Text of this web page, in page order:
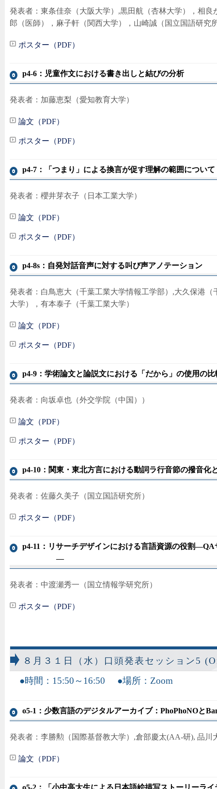
発表者：東条佳奈（大阪大学）,黒田航（杏林大学），相
郎（医師），麻子軒（関西大学），山崎誠（国立国語研究
ポスター（PDF）
p4-6：児童作文における書き出しと結びの分析
発表者：加藤恵梨（愛知教育大学）
論文（PDF）
ポスター（PDF）
p4-7：「つまり」による換言が促す理解の範囲について
発表者：櫻井芽衣子（日本工業大学）
論文（PDF）
ポスター（PDF）
p4-8s：自発対話音声に対する叫び声アノテーション
発表者：白鳥恵大（千葉工業大学情報工学部）,大久保港
大学），有本泰子（千葉工業大学）
論文（PDF）
ポスター（PDF）
p4-9：学術論文と論説文における「だから」の使用の比
発表者：向坂卓也（外交学院（中国））
論文（PDF）
ポスター（PDF）
p4-10：関東・東北方言における動詞ラ行音節の撥音化
発表者：佐藤久美子（国立国語研究所）
ポスター（PDF）
p4-11：リサーチデザインにおける言語資源の役割
―
発表者：中渡瀬秀一（国立情報学研究所）
ポスター（PDF）
８月３１日（水）口頭発表セッション5
時間：15:50～16:50
場所：Zoom
o5-1：少数言語のデジタルアーカイブ：PhoPhoNOと
発表者：李勝勲（国際基督教大学）,倉部慶太(AA-研), 品川
論文（PDF）
o5-2：「小中高大生による日本語絵描写ストーリーラ